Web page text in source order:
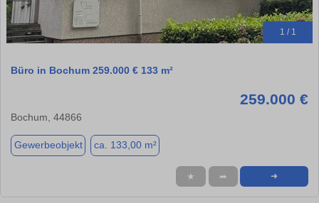
1 / 1
Büro in Bochum 259.000 € 133 m²
259.000 €
Bochum, 44866
Gewerbeobjekt ca. 133,00 m²
★ ➦ ➜